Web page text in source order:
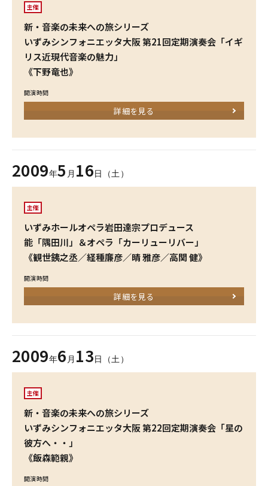
主催
新・音楽の未来への旅シリーズ
いずみシンフォニエッタ大阪 第21回定期演奏会「イギ
リス近現代音楽の魅力」
《下野竜也》
開演時間
詳細を見る
2009年5 月 16日（土）
主催
いずみホールオペラ岩田達宗プロデュース
能「隅田川」＆オペラ「カーリューリバー」
《観世銕之丞／経種廉彦／晴 雅彦／高関 健》
開演時間
詳細を見る
2009年6 月 13日（土）
主催
新・音楽の未来への旅シリーズ
いずみシンフォニエッタ大阪 第22回定期演奏会「星の
彼方へ・・」
《飯森範親》
開演時間